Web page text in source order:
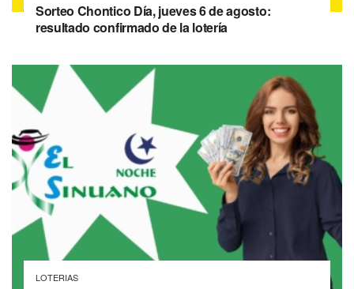
Sorteo Chontico Día, jueves 6 de agosto:
resultado confirmado de la lotería
LOTERIAS